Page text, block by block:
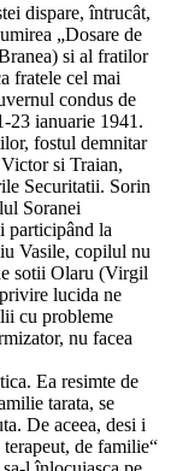
dispare, întrucât,
„Dosare de
si al fratilor
fratele cel mai
condus de
23 ianuarie 1941.
fostul demnitar
si Traian,
Securitatii. Sorin
Soranei
participând la
Vasile, copilul nu
sotii Olaru (Virgil
lucida ne
cu probleme
nu facea
Ea resimte de
tarata, se
De aceea, desi i
de familie“